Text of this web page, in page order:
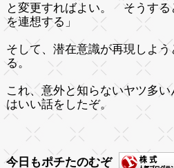
と変更すればよい。 そうする
を連想する」
そして、潜在意識が再現しよ
る。
これ、意外と知らないヤツ多
はいい話をしたぞ。
今日もポチたのむぞ